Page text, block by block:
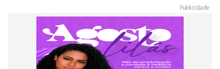
Publicidade